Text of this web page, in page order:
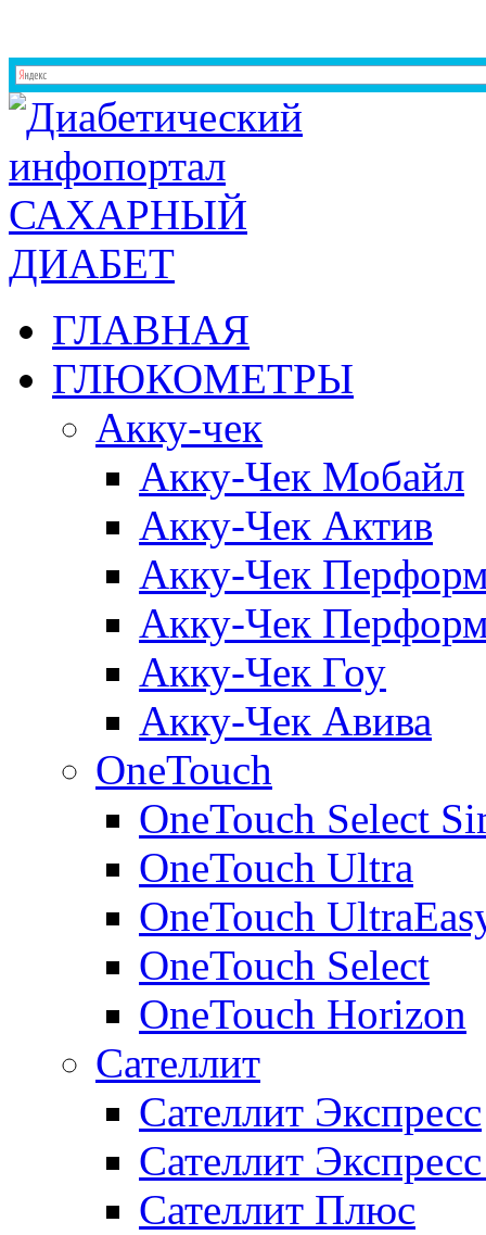
ГЛАВНАЯ
ГЛЮКОМЕТРЫ
Акку-чек
Акку-Чек Мобайл
Акку-Чек Актив
Акку-Чек
Акку-Чек
Акку-Чек Гоу
Акку-Чек Авива
OneTouch
OneTouch Select
OneTouch Ultra
OneTouch
OneTouch Select
OneTouch Horizon
Сателлит
Сателлит Экспресс
Сателлит
Сателлит Плюс